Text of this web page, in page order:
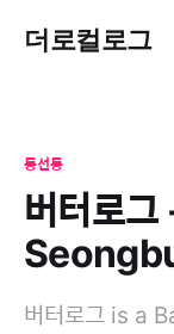
더로컬로그
동선동
버터로
버터로그 is a